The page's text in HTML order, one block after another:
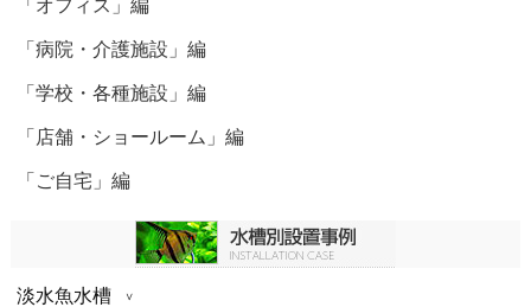
「オフィス」編
「病院・介護施設」編
「学校・各種施設」編
「店舗・ショールーム」編
「ご自宅」編
淡水魚水槽